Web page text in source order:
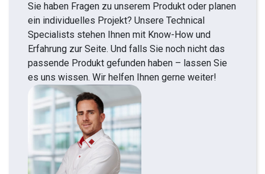
Sie haben Fragen zu unserem Produkt oder planen
ein individuelles Projekt? Unsere Technical
Specialists stehen Ihnen mit Know-How und
Erfahrung zur Seite. Und falls Sie noch nicht das
passende Produkt gefunden haben – lassen Sie
es uns wissen. Wir helfen Ihnen gerne weiter!